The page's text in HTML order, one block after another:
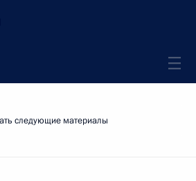
следующие материалы